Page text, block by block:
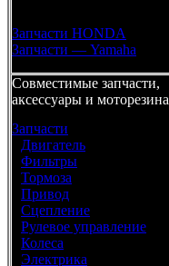
Запчасти HONDA
Запчасти — Yamaha
Совместимые запчасти,
аксессуары и моторезина
Запчасти
Двигатель
Фильтры
Тормоза
Привод
Сцепление
Рулевое управление
Колеса
Электрика